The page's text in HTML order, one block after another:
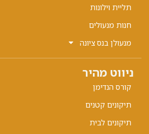
תליית וילונות
חנות מנעולים
מנעולן בנס ציונה
ניווט מהיר
קורס הנדימן
תיקונים קטנים
תיקונים לבית